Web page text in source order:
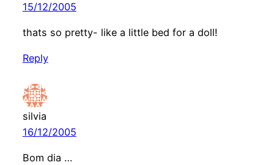
15/12/2005
thats so pretty- like a little bed for a doll!
Reply
silvia
16/12/2005
Bom dia …